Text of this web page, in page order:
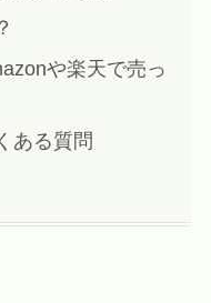
や楽天で売っ
ある質問